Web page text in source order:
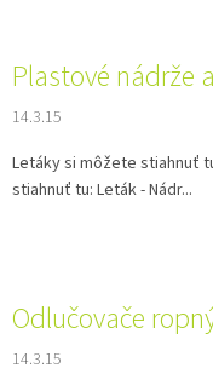
Plastové nádrže
14.3.15
Letáky si môžete stiahnuť
stiahnuť tu: Leták - Nádr...
Odlučovače
14.3.15